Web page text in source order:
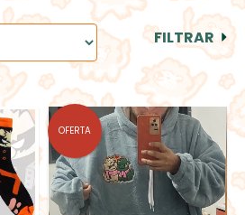
FILTRAR
OFERTA